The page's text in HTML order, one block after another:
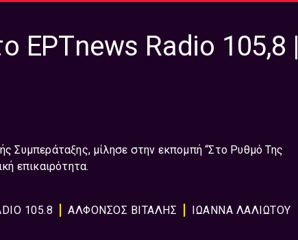
ΕΡΤnews Radio 105,8 |
Συμπεράταξης, μίλησε στην εκπομπή “Στο Ρυθμό Της
επικαιρότητα.
105.8 ΑΛΦΟΝΣΟΣ ΒΙΤΑΛΗΣ
ΙΩΑΝΝΑ ΛΑΛΙΩΤΟΥ